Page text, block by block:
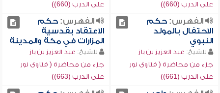
على الدرب (660))
على الدرب (660))
الفهرس:حكم
الاحتفال بالمولد
النبوي
للشيخ: عبد العزيز بن باز
جزء من محاضرة ( فتاوى نور
على الدرب (661))
الفهرس:حكم
الاعتقاد بقدسية
المزارات في مكة والمدينة
للشيخ: عبد العزيز بن باز
جزء من محاضرة ( فتاوى نور
على الدرب (663))